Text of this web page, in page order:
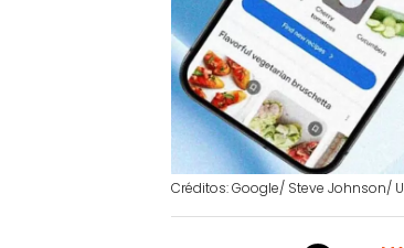
Créditos: Google/ Steve Johnson/